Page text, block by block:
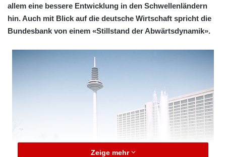
allem eine bessere Entwicklung in den Schwellenländern
hin. Auch mit Blick auf die deutsche Wirtschaft spricht die
Bundesbank von einem «Stillstand der Abwärtsdynamik».
Zeige mehr